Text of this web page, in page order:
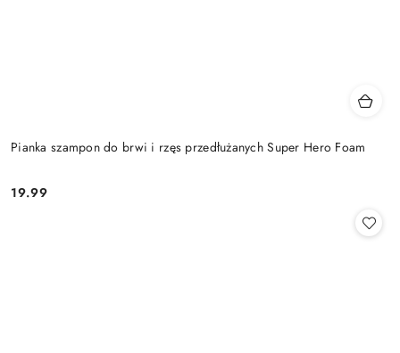
Pianka szampon do brwi i rzęs przedłużanych Super Hero Foam
Cena:
19.99